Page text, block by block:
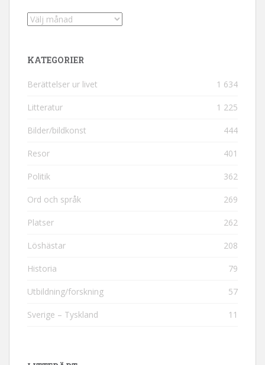
Arkiv
KATEGORIER
Berättelser ur livet 1 634
Litteratur 1 225
Bilder/bildkonst 444
Resor 401
Politik 362
Ord och språk 269
Platser 262
Löshästar 208
Historia 79
Utbildning/forskning 57
Sverige – Tyskland 11